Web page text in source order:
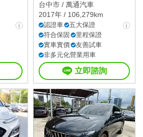
台中市 / 萬通汽車
2017年 / 106,279km
認證車
五大保證
符合保固
里程保證
實車實價
友善試車
非多元化營業用車
立即諮詢